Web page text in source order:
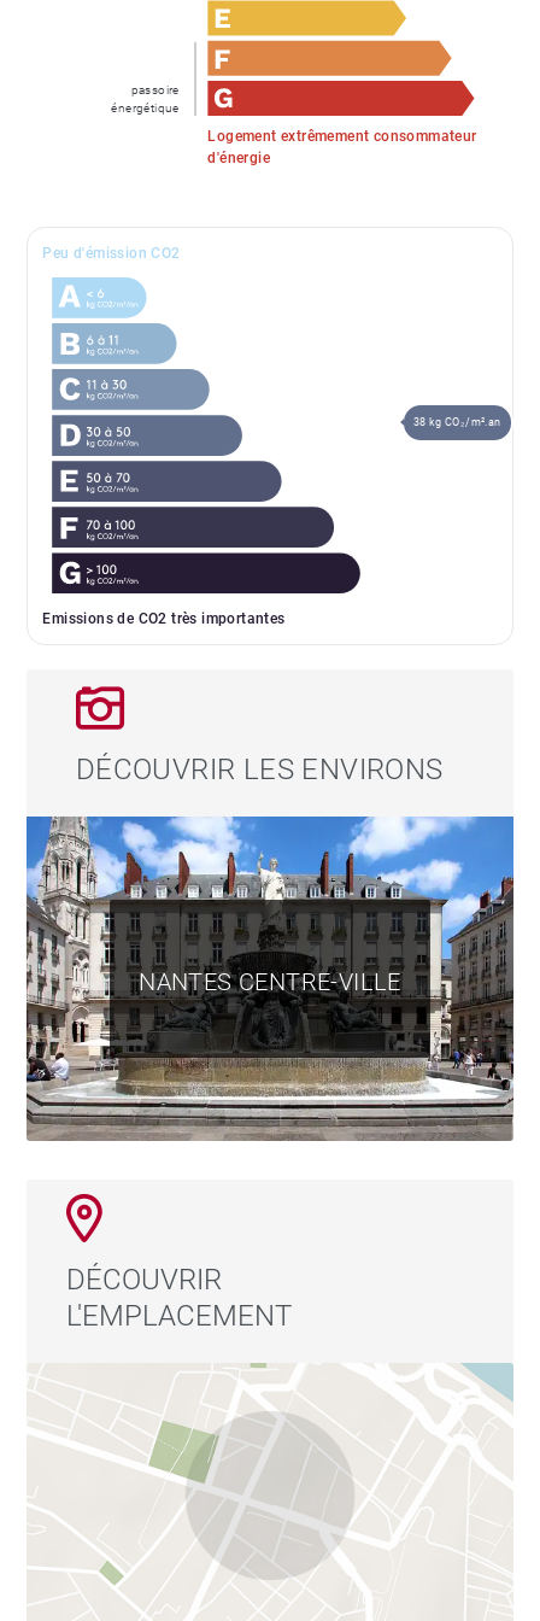
Logement extrêmement consommateur
d'énergie
passoire
énergétique
Peu d'émission CO2
Emissions de CO2 très importantes
38 kg CO₂/m².an
DÉCOUVRIR LES ENVIRONS
NANTES CENTRE-VILLE
DÉCOUVRIR
L'EMPLACEMENT